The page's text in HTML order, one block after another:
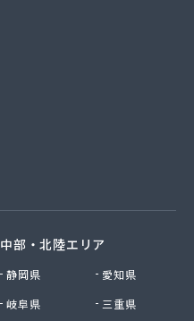
中部・北陸エリア
静岡県
愛知県
岐阜県
三重県